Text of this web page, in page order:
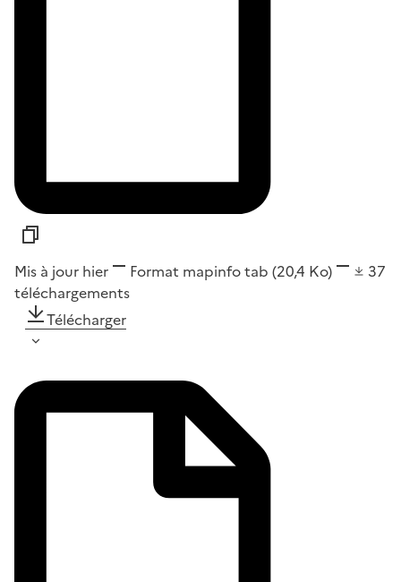
Mis à jour hier Format mapinfo tab (20,4 Ko)
37
téléchargements
Télécharger